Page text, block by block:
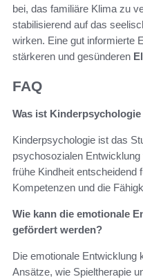
bei, das familiäre Klima zu
stabilisierend auf das
wirken. Eine gut informierte
stärkeren und gesünderen
FAQ
Was ist
Kinderpsychologie ist das
psychosozialen
frühe Kindheit entscheidend
Kompetenzen und die
Wie kann die emotionale
gefördert werden?
Die emotionale Entwicklung
Ansätze, wie Spieltherapie